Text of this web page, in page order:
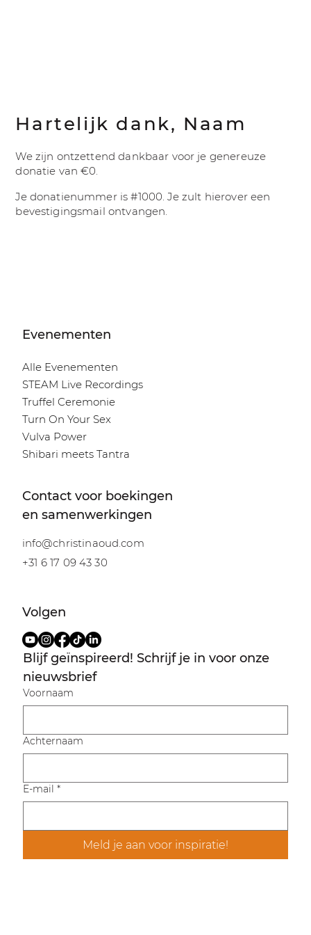
Hartelijk dank, Naam
We zijn ontzettend dankbaar voor je genereuze
donatie van €0.
Je donatienummer is #1000. Je zult hierover een
bevestigingsmail ontvangen.
Contact voor boekingen
en samenwerkingen
info@christinaoud.com
+31 6 17 09 43 30
Volgen
Evenementen
Alle Evenementen
STEAM Live Recordings
Truffel Ceremonie
Turn On Your Sex
Vulva Power
Shibari meets Tantra
Blijf geïnspireerd! Schrijf je in voor onze
nieuwsbrief
Voornaam
Achternaam
E-mail *
Meld je aan voor inspiratie!